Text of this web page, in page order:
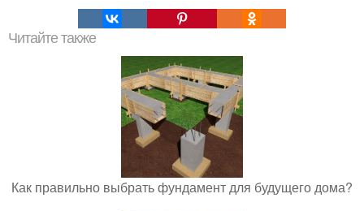
Читайте также
Как правильно выбрать фундамент для будущего дома?